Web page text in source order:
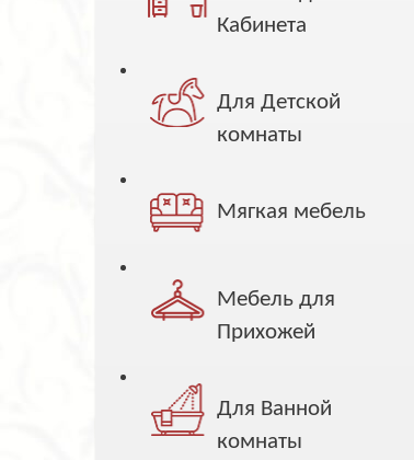
Кабинета
Для Детской
комнаты
Мягкая мебель
Мебель для
Прихожей
Для Ванной
комнаты